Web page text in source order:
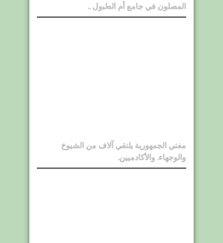
المصلون في جامع أم الطبول ..
مفتي الجمهورية يلتقي آلاف من الشيوخ
والوجهاء. والأكادميين.